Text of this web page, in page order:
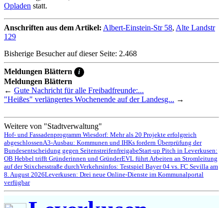
Opladen statt.
Anschriften aus dem Artikel: Albert-Einstein-Str 58, Alte Landstr
129
Bisherige Besucher auf dieser Seite: 2.468
Meldungen Blättern i
Meldungen Blättern
← Gute Nachricht für alle Freibadfreunde:...
"Heißes" verlängertes Wochenende auf der Landesg... →
Weitere von "Stadtverwaltung"
Hof- und Fassadenprogramm Wiesdorf: Mehr als 20 Projekte erfolgreich
abgeschlossenA3-Ausbau: Kommunen und IHKs fordern Überprüfung der
Bundesentscheidung gegen SeitenstreifenfreigabeStart-up Pitch in Leverkusen:
OB Hebbel trifft Gründerinnen und GründerEVL führt Arbeiten an Stromleitung
auf der Stixchesstraße durchVerkehrsinfos: Testspiel Bayer 04 vs. FC Sevilla am
8. August 2026Leverkusen: Drei neue Online-Dienste im Kommunalportal
verfügbar